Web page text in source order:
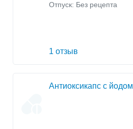
Отпуск: Без рецепта
1 отзыв
Антиоксикапс с йодом